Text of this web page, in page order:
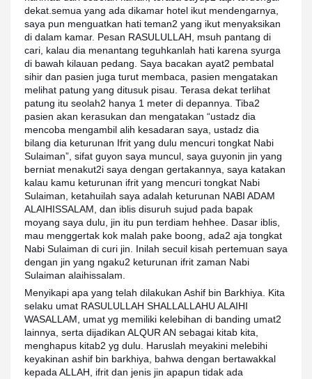
dekat.semua yang ada dikamar hotel ikut mendengarnya,
saya pun menguatkan hati teman2 yang ikut menyaksikan
di dalam kamar. Pesan RASULULLAH, msuh pantang di
cari, kalau dia menantang teguhkanlah hati karena syurga
di bawah kilauan pedang. Saya bacakan ayat2 pembatal
sihir dan pasien juga turut membaca, pasien mengatakan
melihat patung yang ditusuk pisau. Terasa dekat terlihat
patung itu seolah2 hanya 1 meter di depannya. Tiba2
pasien akan kerasukan dan mengatakan “ustadz dia
mencoba mengambil alih kesadaran saya, ustadz dia
bilang dia keturunan Ifrit yang dulu mencuri tongkat Nabi
Sulaiman”, sifat guyon saya muncul, saya guyonin jin yang
berniat menakut2i saya dengan gertakannya, saya katakan
kalau kamu keturunan ifrit yang mencuri tongkat Nabi
Sulaiman, ketahuilah saya adalah keturunan NABI ADAM
ALAIHISSALAM, dan iblis disuruh sujud pada bapak
moyang saya dulu, jin itu pun terdiam hehhee. Dasar iblis,
mau menggertak kok malah pake boong, ada2 aja tongkat
Nabi Sulaiman di curi jin. Inilah secuil kisah pertemuan saya
dengan jin yang ngaku2 keturunan ifrit zaman Nabi
Sulaiman alaihissalam.
Menyikapi apa yang telah dilakukan Ashif bin Barkhiya. Kita
selaku umat RASULULLAH SHALLALLAHU ALAIHI
WASALLAM, umat yg memiliki kelebihan di banding umat2
lainnya, serta dijadikan ALQUR AN sebagai kitab kita,
menghapus kitab2 yg dulu. Haruslah meyakini melebihi
keyakinan ashif bin barkhiya, bahwa dengan bertawakkal
kepada ALLAH, ifrit dan jenis jin apapun tidak ada